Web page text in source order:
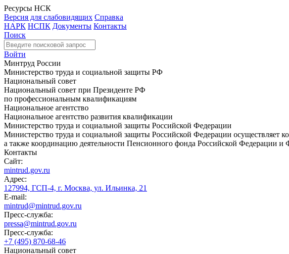
Ресурсы НСК
Версия для слабовидящих Справка
НАРК НСПК Документы Контакты
Поиск
Войти
Минтруд России
Министерство труда и социальной защиты РФ
Национальный совет
Национальный совет при Президенте РФ
по профессиональным квалификациям
Национальное агентство
Национальное агентство развития квалификации
Министерство труда и социальной защиты Российской Федерации
Министерство труда и социальной защиты Российской Федерации осуществляет
а также координацию деятельности Пенсионного фонда Российской Федерации и
Контакты
Сайт:
mintrud.gov.ru
Адрес:
127994, ГСП-4, г. Москва, ул. Ильинка, 21
E-mail:
mintrud@mintrud.gov.ru
Пресс-служба:
pressa@mintrud.gov.ru
Пресс-служба:
+7 (495) 870-68-46
Национальный совет